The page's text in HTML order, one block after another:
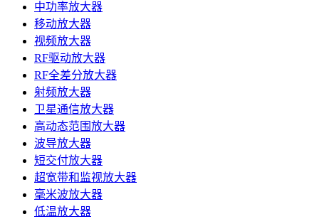
中功率放大器
移动放大器
视频放大器
RF驱动放大器
RF全差分放大器
射频放大器
卫星通信放大器
高动态范围放大器
波导放大器
短交付放大器
超宽带和监视放大器
毫米波放大器
低温放大器